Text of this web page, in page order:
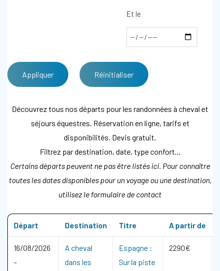
Et le
Découvrez tous nos départs pour les randonnées à cheval et
séjours équestres. Réservation en ligne, tarifs et
disponibilités. Devis gratuit.
Filtrez par destination, date, type confort...
Certains départs peuvent ne pas être listés ici. Pour connaître
toutes les dates disponibles pour un voyage ou une destination,
utilisez le formulaire de contact
Départ Destination Titre A partir de
16/08/2026
-
A cheval
dans les
Espagne :
Sur la piste
2290€